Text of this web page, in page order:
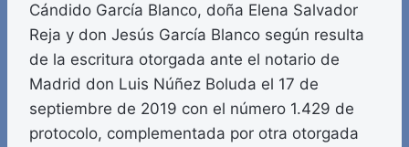
Cándido García Blanco, doña Elena Salvador
Reja y don Jesús García Blanco según resulta
de la escritura otorgada ante el notario de
Madrid don Luis Núñez Boluda el 17 de
septiembre de 2019 con el número 1.429 de
protocolo, complementada por otra otorgada